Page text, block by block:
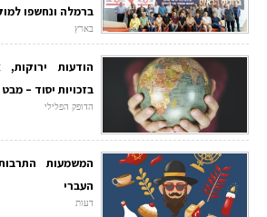
ברמלה ונחשפו למוקד
בארץ
הודעות ירוקות,
בזכויות יסוד –
הדופק הפלילי
המשמעות
העברי
דעות